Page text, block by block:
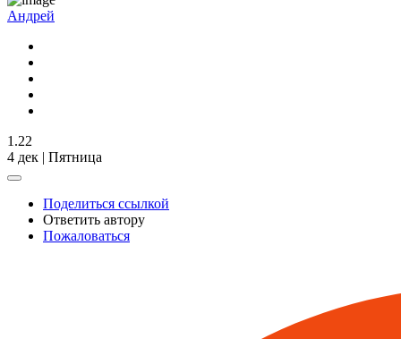
Андрей
1.22
4 дек | Пятница
Поделиться ссылкой
Ответить автору
Пожаловаться